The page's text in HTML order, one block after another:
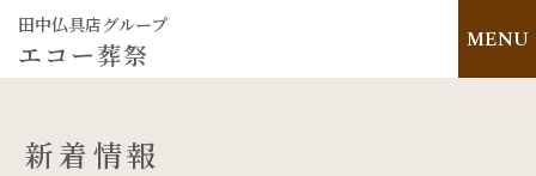
田中仏具店グループ
エコー葬祭 MENU
新着情報